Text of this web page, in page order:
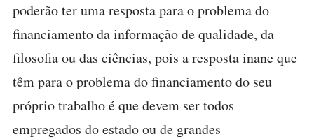
poderão ter uma resposta para o problema do
financiamento da informação de qualidade, da
filosofia ou das ciências, pois a resposta inane que
têm para o problema do financiamento do seu
próprio trabalho é que devem ser todos
empregados do estado ou de grandes